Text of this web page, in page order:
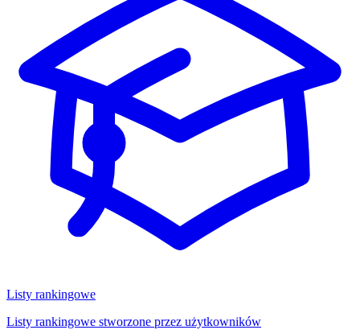
Listy rankingowe
Listy rankingowe stworzone przez użytkowników